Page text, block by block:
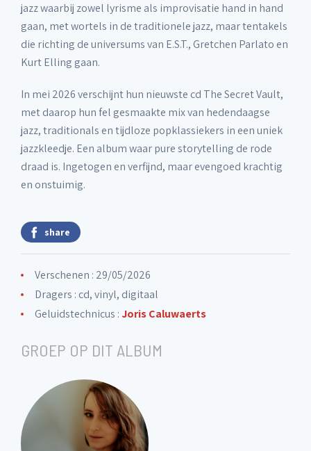
jazz waarbij zowel lyrisme als improvisatie hand in hand
gaan, met wortels in de traditionele jazz, maar tentakels
die richting de universums van E.S.T., Gretchen Parlato en
Kurt Elling gaan.
In mei 2026 verschijnt hun nieuwste cd The Secret Vault,
met daarop hun fel gesmaakte mix van hedendaagse
jazz, traditionals en tijdloze popklassiekers in een uniek
jazzkleedje. Een album waar pure storytelling de rode
draad is. Ingetogen en verfijnd, maar evengoed krachtig
en onstuimig.
share
Verschenen : 29/05/2026
Dragers : cd, vinyl, digitaal
Geluidstechnicus :Joris Caluwaerts
GROEP OP DIT ALBUM